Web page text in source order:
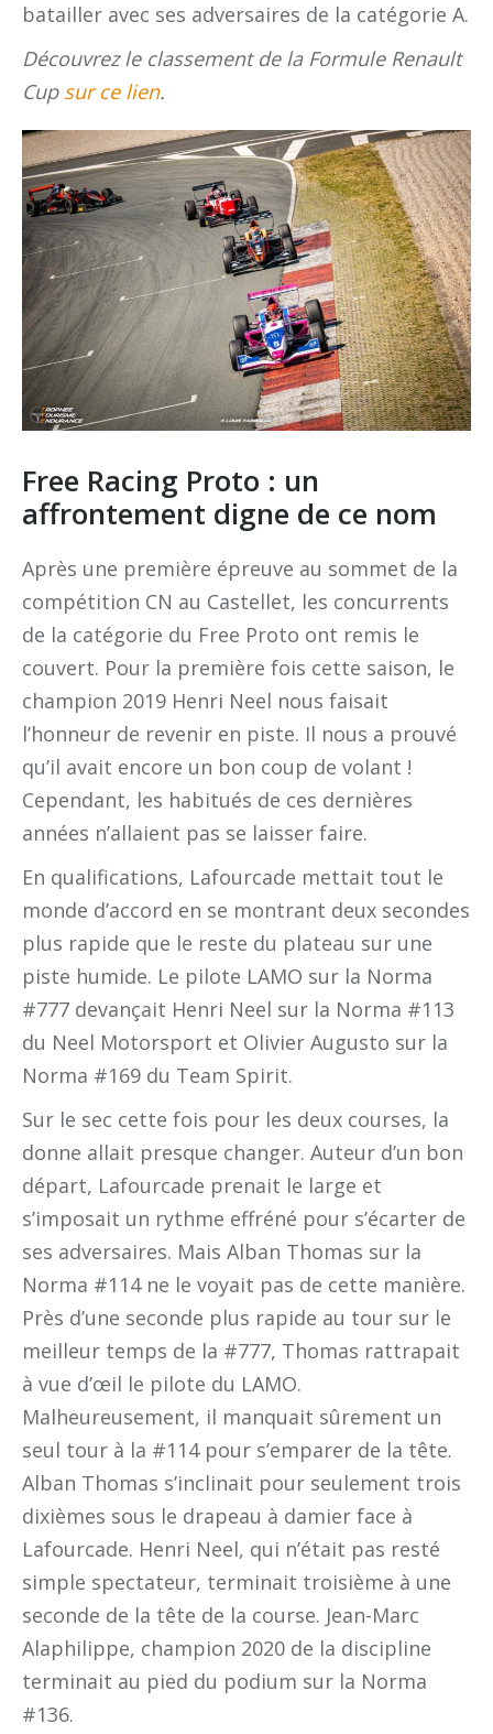
batailler avec ses adversaires de la catégorie A.
Découvrez le classement de la Formule Renault
Cup sur ce lien.
Free Racing Proto : un
affrontement digne de ce nom
Après une première épreuve au sommet de la
compétition CN au Castellet, les concurrents
de la catégorie du Free Proto ont remis le
couvert. Pour la première fois cette saison, le
champion 2019 Henri Neel nous faisait
l’honneur de revenir en piste. Il nous a prouvé
qu’il avait encore un bon coup de volant !
Cependant, les habitués de ces dernières
années n’allaient pas se laisser faire.
En qualifications, Lafourcade mettait tout le
monde d’accord en se montrant deux secondes
plus rapide que le reste du plateau sur une
piste humide. Le pilote LAMO sur la Norma
#777 devançait Henri Neel sur la Norma #113
du Neel Motorsport et Olivier Augusto sur la
Norma #169 du Team Spirit.
Sur le sec cette fois pour les deux courses, la
donne allait presque changer. Auteur d’un bon
départ, Lafourcade prenait le large et
s’imposait un rythme effréné pour s’écarter de
ses adversaires. Mais Alban Thomas sur la
Norma #114 ne le voyait pas de cette manière.
Près d’une seconde plus rapide au tour sur le
meilleur temps de la #777, Thomas rattrapait
à vue d’œil le pilote du LAMO.
Malheureusement, il manquait sûrement un
seul tour à la #114 pour s’emparer de la tête.
Alban Thomas s’inclinait pour seulement trois
dixièmes sous le drapeau à damier face à
Lafourcade. Henri Neel, qui n’était pas resté
simple spectateur, terminait troisième à une
seconde de la tête de la course. Jean-Marc
Alaphilippe, champion 2020 de la discipline
terminait au pied du podium sur la Norma
#136.